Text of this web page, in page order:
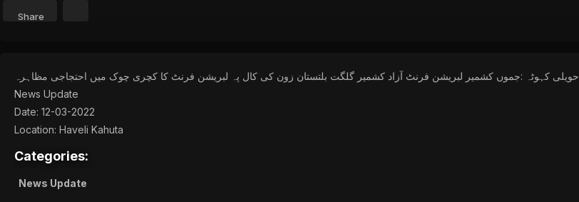
Share
حویلی کہوٹہ :جموں کشمیر لبریشن فرنٹ آزاد کشمیر گلگت بلتستان زون کی کال پہ لبریشن فرنٹ کا کچری چوک میں احتجاجی مظاہرہ
News Update
Date: 12-03-2022
Location: Haveli Kahuta
Categories:
News Update